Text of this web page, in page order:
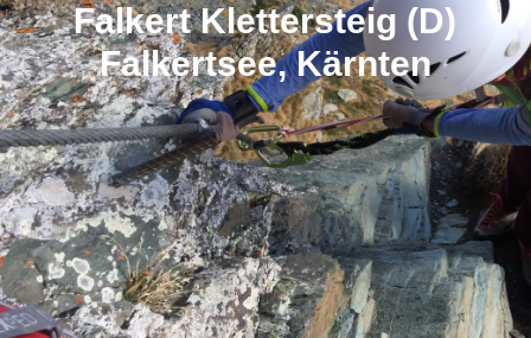
Falkert Klettersteig (D)
Falkertsee, Kärnten